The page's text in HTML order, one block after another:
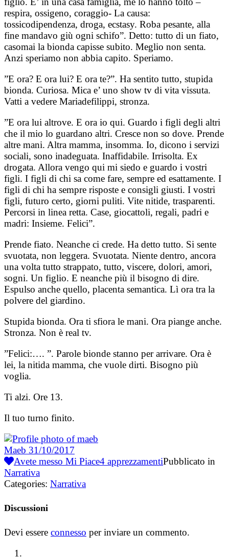
respira, ossigeno, coraggio- La causa:
tossicodipendenza, droga, ecstasy. Roba pesante, alla
fine mandavo giù ogni schifo”. Detto: tutto di un fiato,
casomai la bionda capisse subito. Meglio non senta.
Anzi speriamo non abbia capito. Speriamo.
”E ora? E ora lui? E ora te?”. Ha sentito tutto, stupida
bionda. Curiosa. Mica e’ uno show tv di vita vissuta.
Vatti a vedere Mariadefilippi, stronza.
”E ora lui altrove. E ora io qui. Guardo i figli degli altri
che il mio lo guardano altri. Cresce non so dove. Prende
altre mani. Altra mamma, insomma. Io, dicono i servizi
sociali, sono inadeguata. Inaffidabile. Irrisolta. Ex
drogata. Allora vengo qui mi siedo e guardo i vostri
figli. I figli di chi sa come fare, sempre ed esattamente. I
figli di chi ha sempre risposte e consigli giusti. I vostri
figli, futuro certo, giorni puliti. Vite nitide, trasparenti.
Percorsi in linea retta. Case, giocattoli, regali, padri e
madri: Insieme. Felici”.
Prende fiato. Neanche ci crede. Ha detto tutto. Si sente
svuotata, non leggera. Svuotata. Niente dentro, ancora
una volta tutto strappato, tutto, viscere, dolori, amori,
sogni. Un figlio. E neanche più il bisogno di dire.
Espulso anche quello, placenta semantica. Lì ora tra la
polvere del giardino.
Stupida bionda. Ora ti sfiora le mani. Ora piange anche.
Stronza. Non è real tv.
”Felici:…. ”. Parole bionde stanno per arrivare. Ora è
lei, la nitida mamma, che vuole dirti. Bisogno più
voglia.
Ti alzi. Ore 13.
Il tuo turno finito.
Maeb 31/10/2017
Avete messo Mi Piace4 apprezzamentiPubblicato in
Narrativa
Categories: Narrativa
Discussioni
Devi essere connesso per inviare un commento.